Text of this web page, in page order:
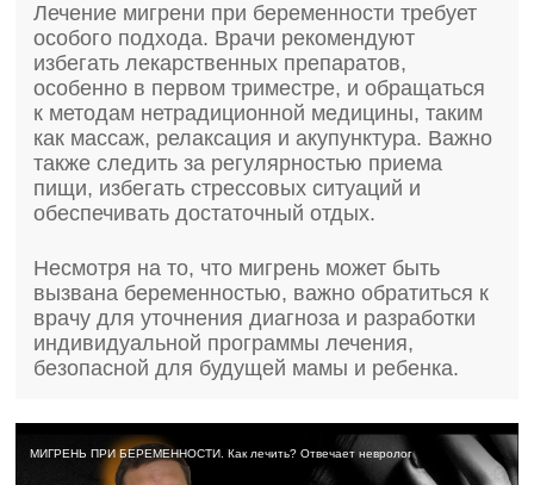
Лечение мигрени при беременности требует
особого подхода. Врачи рекомендуют
избегать лекарственных препаратов,
особенно в первом триместре, и обращаться
к методам нетрадиционной медицины, таким
как массаж, релаксация и акупунктура. Важно
также следить за регулярностью приема
пищи, избегать стрессовых ситуаций и
обеспечивать достаточный отдых.
Несмотря на то, что мигрень может быть
вызвана беременностью, важно обратиться к
врачу для уточнения диагноза и разработки
индивидуальной программы лечения,
безопасной для будущей мамы и ребенка.
МИГРЕНЬ ПРИ БЕРЕМЕННОСТИ. Как лечить? Отвечает невролог